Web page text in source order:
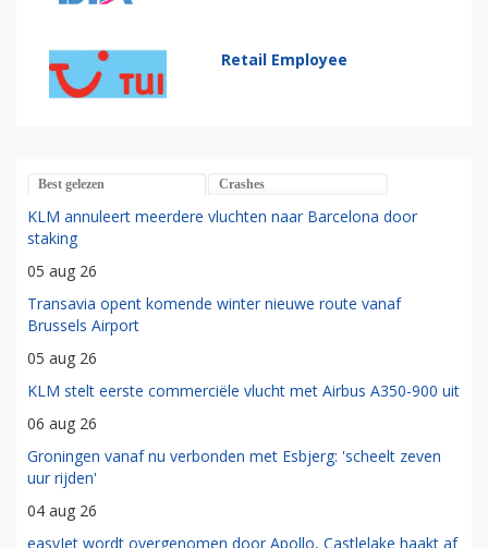
Retail Employee
Best gelezen Crashes
KLM annuleert meerdere vluchten naar Barcelona door
staking
05 aug 26
Transavia opent komende winter nieuwe route vanaf
Brussels Airport
05 aug 26
KLM stelt eerste commerciële vlucht met Airbus A350-900 uit
06 aug 26
Groningen vanaf nu verbonden met Esbjerg: 'scheelt zeven
uur rijden'
04 aug 26
easyJet wordt overgenomen door Apollo, Castlelake haakt af